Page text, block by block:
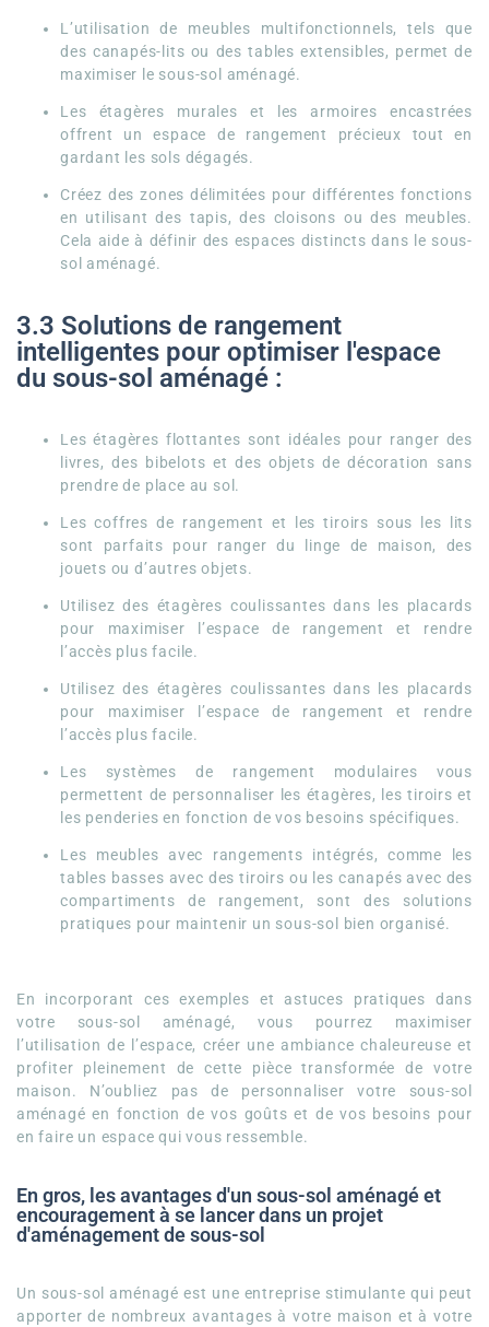
L’utilisation de meubles multifonctionnels, tels que
des canapés-lits ou des tables extensibles, permet de
maximiser le sous-sol aménagé.
Les étagères murales et les armoires encastrées
offrent un espace de rangement précieux tout en
gardant les sols dégagés.
Créez des zones délimitées pour différentes fonctions
en utilisant des tapis, des cloisons ou des meubles.
Cela aide à définir des espaces distincts dans le sous-
sol aménagé.
3.3 Solutions de rangement
intelligentes pour optimiser l'espace
du sous-sol aménagé :
Les étagères flottantes sont idéales pour ranger des
livres, des bibelots et des objets de décoration sans
prendre de place au sol.
Les coffres de rangement et les tiroirs sous les lits
sont parfaits pour ranger du linge de maison, des
jouets ou d’autres objets.
Utilisez des étagères coulissantes dans les placards
pour maximiser l’espace de rangement et rendre
l’accès plus facile.
Utilisez des étagères coulissantes dans les placards
pour maximiser l’espace de rangement et rendre
l’accès plus facile.
Les systèmes de rangement modulaires vous
permettent de personnaliser les étagères, les tiroirs et
les penderies en fonction de vos besoins spécifiques.
Les meubles avec rangements intégrés, comme les
tables basses avec des tiroirs ou les canapés avec des
compartiments de rangement, sont des solutions
pratiques pour maintenir un sous-sol bien organisé.
En incorporant ces exemples et astuces pratiques dans
votre sous-sol aménagé, vous pourrez maximiser
l’utilisation de l’espace, créer une ambiance chaleureuse et
profiter pleinement de cette pièce transformée de votre
maison. N’oubliez pas de personnaliser votre sous-sol
aménagé en fonction de vos goûts et de vos besoins pour
en faire un espace qui vous ressemble.
En gros, les avantages d'un sous-sol aménagé et
encouragement à se lancer dans un projet
d'aménagement de sous-sol
Un sous-sol aménagé est une entreprise stimulante qui peut
apporter de nombreux avantages à votre maison et à votre